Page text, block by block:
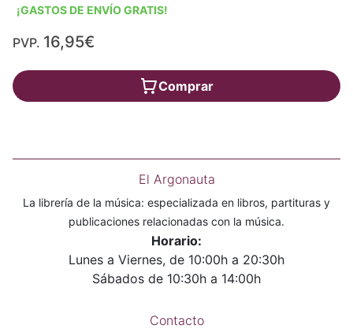
¡GASTOS DE ENVÍO GRATIS!
PVP. 16,95€
Comprar
El Argonauta
La librería de la música: especializada en libros, partituras y
publicaciones relacionadas con la música.
Horario:
Lunes a Viernes, de 10:00h a 20:30h
Sábados de 10:30h a 14:00h
Contacto